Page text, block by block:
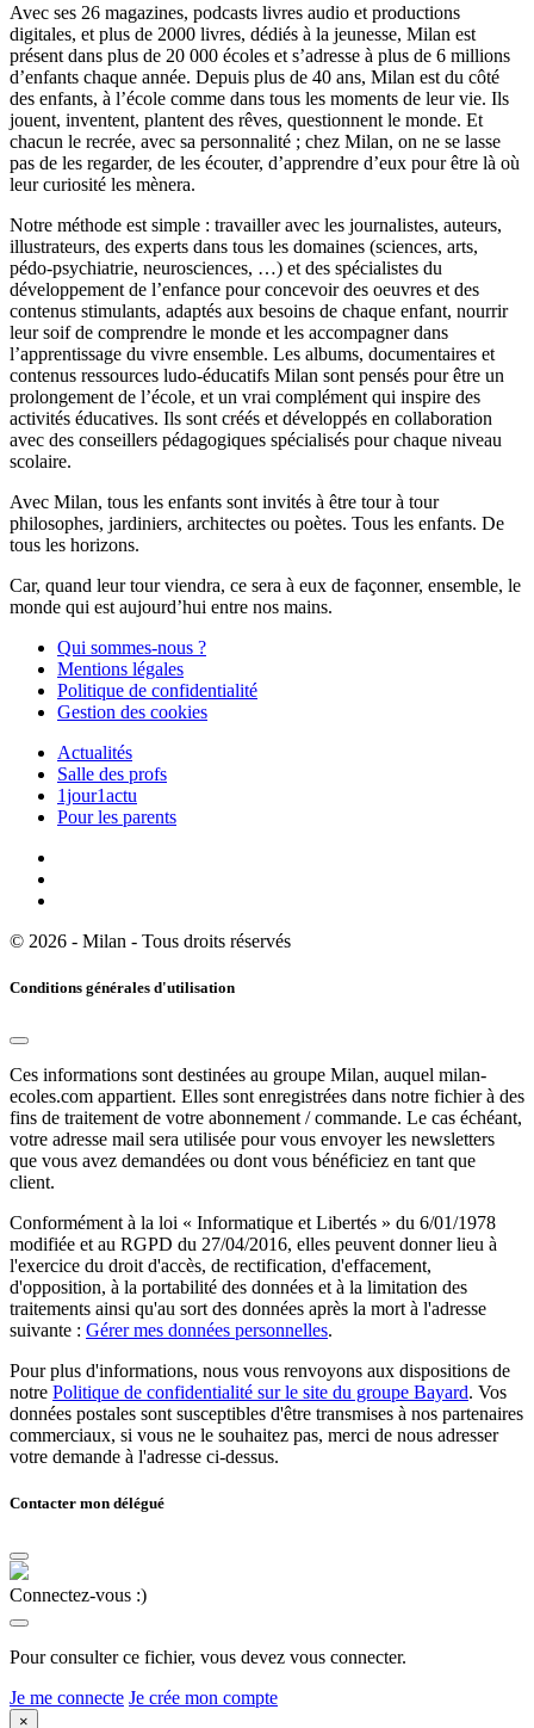
Avec ses 26 magazines, podcasts livres audio et productions
digitales, et plus de 2000 livres, dédiés à la jeunesse, Milan est
présent dans plus de 20 000 écoles et s’adresse à plus de 6 millions
d’enfants chaque année. Depuis plus de 40 ans, Milan est du côté
des enfants, à l’école comme dans tous les moments de leur vie. Ils
jouent, inventent, plantent des rêves, questionnent le monde. Et
chacun le recrée, avec sa personnalité ; chez Milan, on ne se lasse
pas de les regarder, de les écouter, d’apprendre d’eux pour être là où
leur curiosité les mènera.
Notre méthode est simple : travailler avec les journalistes, auteurs,
illustrateurs, des experts dans tous les domaines (sciences, arts,
pédo-psychiatrie, neurosciences, …) et des spécialistes du
développement de l’enfance pour concevoir des oeuvres et des
contenus stimulants, adaptés aux besoins de chaque enfant, nourrir
leur soif de comprendre le monde et les accompagner dans
l’apprentissage du vivre ensemble. Les albums, documentaires et
contenus ressources ludo-éducatifs Milan sont pensés pour être un
prolongement de l’école, et un vrai complément qui inspire des
activités éducatives. Ils sont créés et développés en collaboration
avec des conseillers pédagogiques spécialisés pour chaque niveau
scolaire.
Avec Milan, tous les enfants sont invités à être tour à tour
philosophes, jardiniers, architectes ou poètes. Tous les enfants. De
tous les horizons.
Car, quand leur tour viendra, ce sera à eux de façonner, ensemble, le
monde qui est aujourd’hui entre nos mains.
Qui sommes-nous ?
Mentions légales
Politique de confidentialité
Gestion des cookies
Actualités
Salle des profs
1jour1actu
Pour les parents
© 2026 - Milan - Tous droits réservés
Conditions générales d'utilisation
Ces informations sont destinées au groupe Milan, auquel milan-
ecoles.com appartient. Elles sont enregistrées dans notre fichier à des
fins de traitement de votre abonnement / commande. Le cas échéant,
votre adresse mail sera utilisée pour vous envoyer les newsletters
que vous avez demandées ou dont vous bénéficiez en tant que
client.
Conformément à la loi « Informatique et Libertés » du 6/01/1978
modifiée et au RGPD du 27/04/2016, elles peuvent donner lieu à
l'exercice du droit d'accès, de rectification, d'effacement,
d'opposition, à la portabilité des données et à la limitation des
traitements ainsi qu'au sort des données après la mort à l'adresse
suivante : Gérer mes données personnelles.
Pour plus d'informations, nous vous renvoyons aux dispositions de
notre Politique de confidentialité sur le site du groupe Bayard. Vos
données postales sont susceptibles d'être transmises à nos partenaires
commerciaux, si vous ne le souhaitez pas, merci de nous adresser
votre demande à l'adresse ci-dessus.
Contacter mon délégué
Connectez-vous :)
Pour consulter ce fichier, vous devez vous connecter.
Je me connecte Je crée mon compte
×